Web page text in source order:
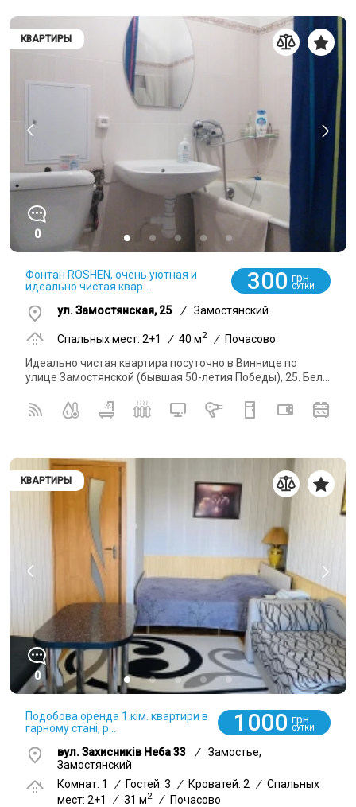
КВАРТИРЫ
0
Фонтан ROSHEN, очень уютная и
идеально чистая квар...
300 грн
СУТКИ
ул. Замостянская, 25 / Замостянский
Спальных мест: 2+1 / 40 м2 / Почасово
Идеально чистая квартира посуточно в Виннице по
улице Замостянской (бывшая 50-летия Победы), 25. Бел...
КВАРТИРЫ
0
Подобова оренда 1 кім. квартири в
гарному стані, р...
1000 грн
СУТКИ
вул. Захисників Неба 33 /
Замостье,
Замостянский
Комнат: 1
/ Гостей: 3 / Кроватей: 2 / Спальных
мест: 2+1
/ 31 м2 / Почасово